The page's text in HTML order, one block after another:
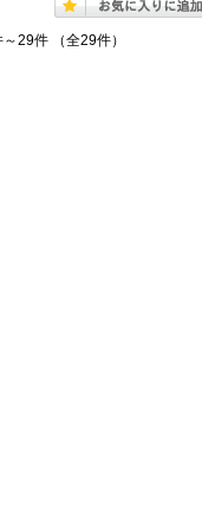
29件 （全29件）